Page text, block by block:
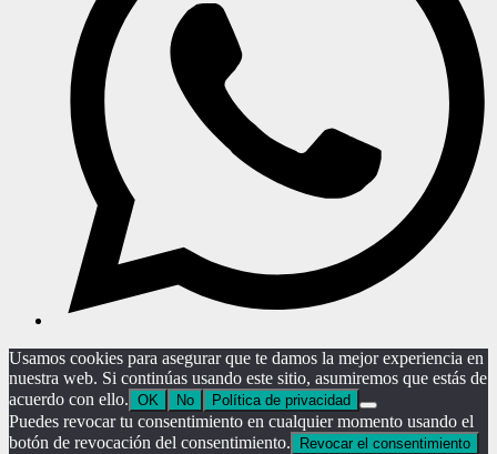
Usamos cookies para asegurar que te damos la mejor experiencia en
nuestra web. Si continúas usando este sitio, asumiremos que estás de
acuerdo con ello. OK No Política de privacidad
Puedes revocar tu consentimiento en cualquier momento usando el
botón de revocación del consentimiento.
Revocar el consentimiento